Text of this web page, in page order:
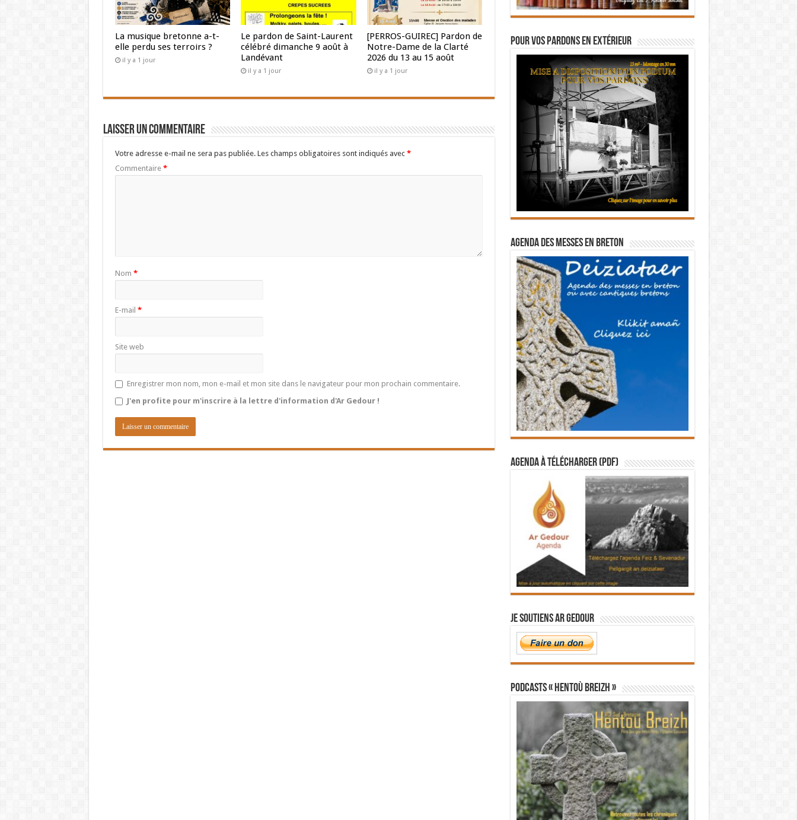
La musique bretonne a-t-
elle perdu ses terroirs ?
il y a 1 jour
Le pardon de Saint-Laurent
célébré dimanche 9 août à
Landévant
il y a 1 jour
[PERROS-GUIREC] Pardon de
Notre-Dame de la Clarté
2026 du 13 au 15 août
il y a 1 jour
Laisser un commentaire
Votre adresse e-mail ne sera pas publiée. Les champs obligatoires sont indiqués avec *
Commentaire *
Nom *
E-mail *
Site web
Enregistrer mon nom, mon e-mail et mon site dans le navigateur pour mon prochain commentaire.
J'en profite pour m'inscrire à la lettre d'information d'Ar Gedour !
Pour vos pardons en extérieur
Agenda des messes en breton
Agenda à télécharger (PDF)
Je soutiens Ar Gedour
PODCASTS « Hentoù Breizh »